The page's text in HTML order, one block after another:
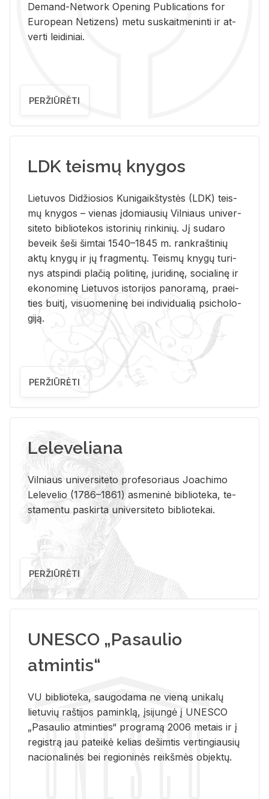
De­mand-Ne­twork Ope­ning Pub­li­ca­tions for
Eu­ro­pe­an Ne­ti­zens) metu su­skait­me­nin­ti ir at­
ver­ti lei­di­niai.
PERŽIŪRĖTI
LDK teismų knygos
Lie­tu­vos Di­džio­sios Ku­ni­gaikš­tys­tės (LDK) teis­
mų kny­gos – vie­nas įdo­miau­sių Vil­niaus uni­ver­
si­te­to bi­b­lio­te­kos is­to­ri­nių rin­ki­nių. Jį su­da­ro
be­veik šeši šim­tai 1540–1845 m. rank­raš­ti­nių
aktų kny­gų ir jų frag­men­tų. Teis­mų kny­gų tu­ri­
nys at­spin­di pla­čią po­li­ti­nę, ju­ri­di­nę, so­cia­li­nę ir
eko­no­mi­nę Lie­tu­vos is­to­ri­jos pa­no­ra­mą, pra­ei­
ties bui­tį, vi­suo­me­ni­nę bei in­di­vi­dua­lią psi­cho­lo­
gi­ją.
PERŽIŪRĖTI
Leleveliana
Vil­niaus uni­ver­si­te­to pro­fe­so­riaus Jo­a­chi­mo
Le­le­ve­lio (1786–1861) as­me­ni­nė bi­b­lio­te­ka, te­
sta­men­tu pa­skir­ta uni­ver­si­te­to bi­b­lio­te­kai.
PERŽIŪRĖTI
UNESCO „Pasaulio
atmintis“
VU biblioteka, saugodama ne vieną unikalų
lietuvių raštijos paminklą, įsijungė į UNESCO
„Pasaulio atminties“ programą 2006 metais ir į
registrą jau pateikė kelias dešimtis vertingiausių
nacionalinės bei regioninės reikšmės objektų.